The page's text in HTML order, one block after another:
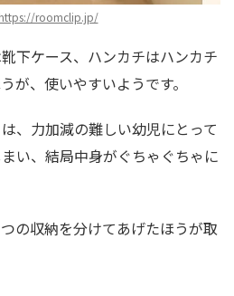
https://roomclip.jp/
下ケース、ハンカチはハンカチ
が、使いやすいようです。
、力加減の難しい幼児にとって
い、結局中身がぐちゃぐちゃに
の収納を分けてあげたほうが取